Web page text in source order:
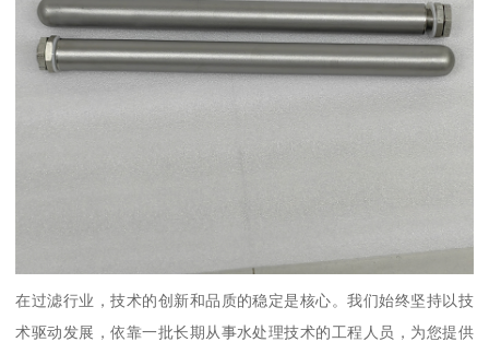
在过滤行业，技术的创新和品质的稳定是核心。我们始终坚持以技
术驱动发展，依靠一批长期从事水处理技术的工程人员，为您提供